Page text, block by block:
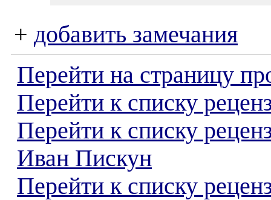
+ добавить замечания
Перейти на страницу
Перейти к списку
Перейти к списку
Иван Пискун
Перейти к списку